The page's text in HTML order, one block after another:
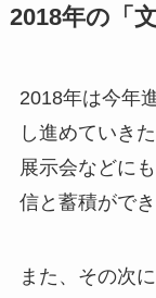
2018年の「
2018年は今年
し進めていき
展示会などに
信と蓄積がで
また、その次